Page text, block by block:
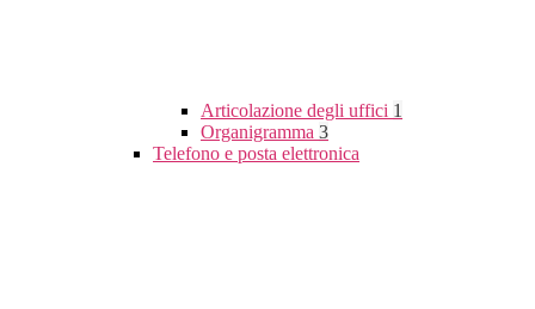
Articolazione degli uffici 1
Organigramma 3
Telefono e posta elettronica